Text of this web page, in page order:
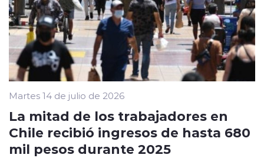
Martes 14 de julio de 2026
La mitad de los trabajadores en
Chile recibió ingresos de hasta 680
mil pesos durante 2025